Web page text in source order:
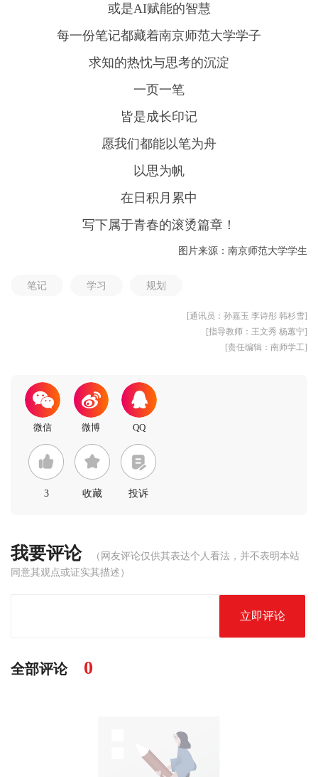
或是AI赋能的智慧
每一份笔记都藏着南京师范大学学子
求知的热忱与思考的沉淀
一页一笔
皆是成长印记
愿我们都能以笔为舟
以思为帆
在日积月累中
写下属于青春的滚烫篇章！
图片来源：南京师范大学学生
笔记 学习 规划
[通讯员：孙嘉玉 李诗彤 韩杉雪]
[指导教师：王文秀 杨蕙宁]
[责任编辑：南师学工]
3 收藏 投诉
我要评论
（网友评论仅供其表达个人看法，并不表明本站
同意其观点或证实其描述）
立即评论
全部评论 0